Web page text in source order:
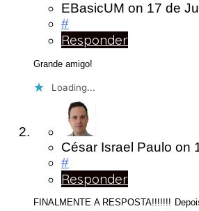
EBasicUM on 17 de
#
Responder
Grande amigo!
Loading...
César Israel Paulo on
#
Responder
FINALMENTE A RESPOSTA!!!!!!!